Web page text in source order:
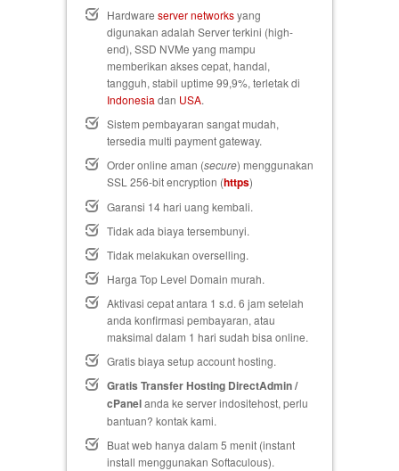
Hardware server networksyang
digunakan adalah Server terkini (high-
end), SSD NVMe yang mampu
memberikan akses cepat, handal,
tangguh, stabil uptime 99,9%, terletak di
Indonesia dan USA.
Sistem pembayaran sangat mudah,
tersedia multi payment gateway.
Order online aman (secure) menggunakan
SSL 256-bit encryption (https)
Garansi 14 hari uang kembali.
Tidak ada biaya tersembunyi.
Tidak melakukan overselling.
Harga Top Level Domain murah.
Aktivasi cepat antara 1 s.d. 6 jam setelah
anda konfirmasi pembayaran, atau
maksimal dalam 1 hari sudah bisa online.
Gratis biaya setupaccount hosting.
Gratis Transfer Hosting DirectAdmin /
cPanelanda ke server indositehost, perlu
bantuan? kontak kami.
Buat web hanya dalam 5 menit (instant
install menggunakan Softaculous).